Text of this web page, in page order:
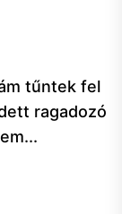
tűntek fel
ragadozó